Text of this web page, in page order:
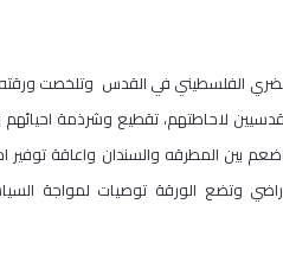
الفلسطيني في القدس وتلخصت
لاحاطتهم، تقطيع وشرذمة
بين المطرقه والسندان واعاقة توفير
وتضع الورقة توصيات لمواجة